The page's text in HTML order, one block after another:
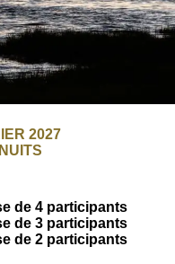
2027
de 4 participants
de 3 participants
de 2 participants